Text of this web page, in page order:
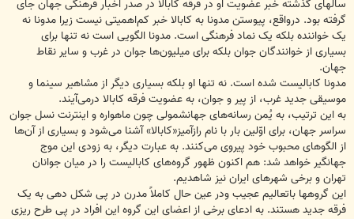
سالهای گذشته خبر عضویت او در فرقه کابالا در صدر اخبار فرهنگی جهان جای
گرفته بود. درواقع، پیوستن مدونا به کابالا خبر کم‌اهمیتی نیست زیرا مدونا نه
یک خواننده بلکه یک نماد فرهنگی است. مدونا الگویی است نه تنها برای
بسیاری از خوانندگان جوان بلکه برای میلیون‌ها جوان در غرب و سایر نقاط
جهان.
مدونا کابالیست شده است. نه تنها او بلکه بسیاری دیگر از مشاهیر سینما و
موسیقی جدید غرب، از پیر و جوان، به عضویت فرقه کابالا درمی‌آیند.
به این ترتیب، به یُمن رسانه‌های جهانشمولی چون ماهواره و اینترنت نسل جوان
سراسر جهان، برای اوّلین بار با نام رازآمیز«کابالا» آشنا می‌شود و بسیاری از آن‌ها
از الگوهای محبوب خود پیروی می‌کنند. به عبارت دیگر، به زودی این موج
جهانگیر خواهد شد: هم اکنون ظهور گروه‌های کابالیست را در میان جوانان
تهران و برخی شهرهای ایران نیز شاهدیم.
این گروهها باتعالیم عجیب ودر عین حال کاملاً مدرن در پی شکل دهی به یک
فرقه جدید هستند. به ادعای برخی از اعضای این گروه این افراد در پی طرح ریزی